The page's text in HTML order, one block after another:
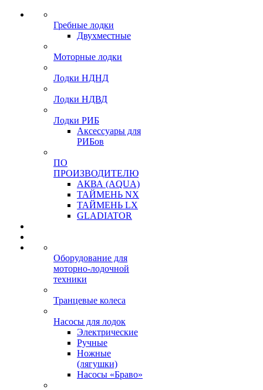
Гребные лодки
Двухместные
Моторные лодки
Лодки НДНД
Лодки НДВД
Лодки РИБ
Аксессуары для
РИБов
ПО
ПРОИЗВОДИТЕЛЮ
АКВА (AQUA)
ТАЙМЕНЬ NX
ТАЙМЕНЬ LX
GLADIATOR
Оборудование для
моторно-лодочной
техники
Транцевые колеса
Насосы для лодок
Электрические
Ручные
Ножные
(лягушки)
Насосы «Браво»